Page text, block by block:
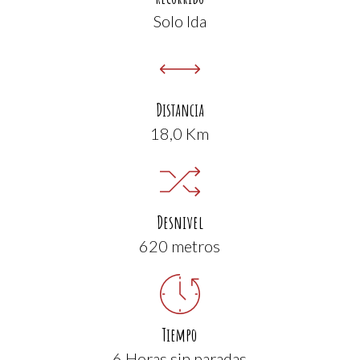
Solo Ida
Distancia
18,0 Km
Desnivel
620 metros
Tiempo